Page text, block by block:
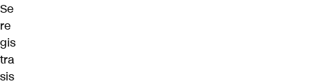
Se
re
gis
tra
sis